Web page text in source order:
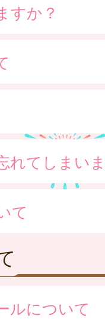
すか？
れてしまい
て
ルについて